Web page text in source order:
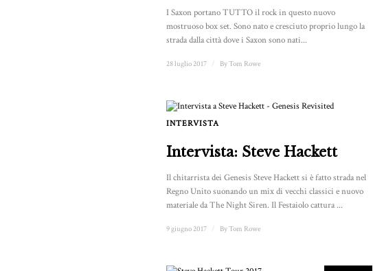
I Saxon portano TUTTO il rock in questo nuovo
mostruoso box set. Sono nato e cresciuto proprio lungo la
strada dalla città dove i Saxon sono nati...
28 luglio 2017 ByTom Rowe
INTERVISTA
Intervista: Steve Hackett
Il chitarrista dei Genesis Steve Hackett si è fatto strada nel
Regno Unito suonando un mix di vecchi classici e nuovo
materiale da The Night Siren. Il Festaiolo cattura ...
9 giugno 2017 ByTom Rowe